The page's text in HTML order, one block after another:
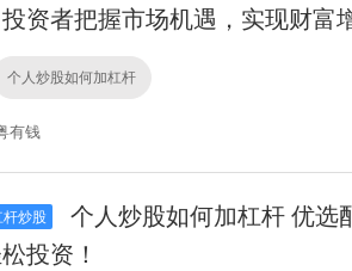
资者把握市场机遇，实现财富
个人炒股如何加杠杆
有钱
炒股
个人炒股如何加杠杆 优选
投资！